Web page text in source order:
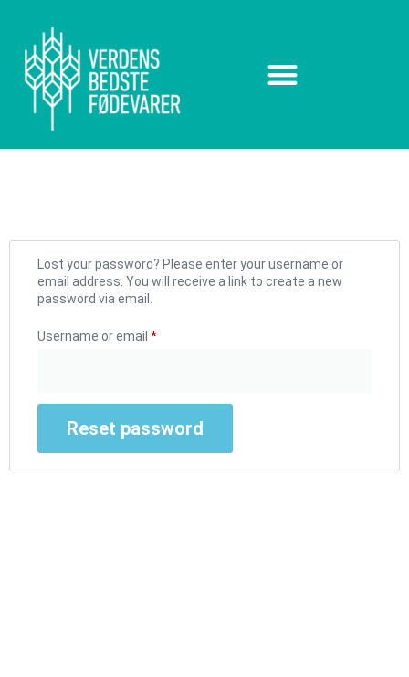
Lost your password? Please enter your username or
email address. You will receive a link to create a new
password via email.
Username or email *
Reset password